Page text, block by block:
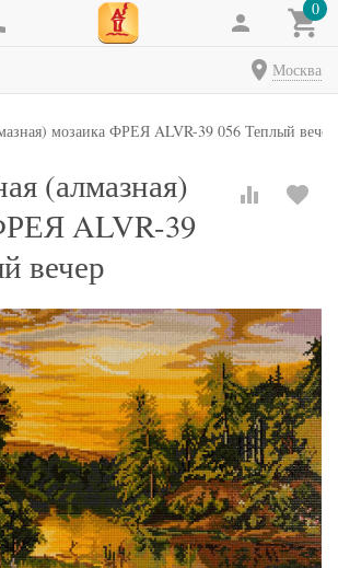
0
Москва
мозаика ФРЕЯ ALVR-39 056 Теплый вечер
(алмазная)
ALVR-39
вечер